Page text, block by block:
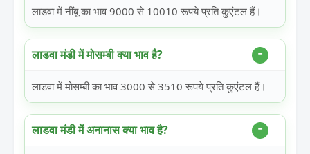
लाडवा में नींबू का भाव 9000 से 10010 रूपये प्रति कुएंटल हैं।
लाडवा मंडी में मोसम्बी क्या भाव है?
लाडवा में मोसम्बी का भाव 3000 से 3510 रूपये प्रति कुएंटल हैं।
लाडवा मंडी में अनानास क्या भाव है?